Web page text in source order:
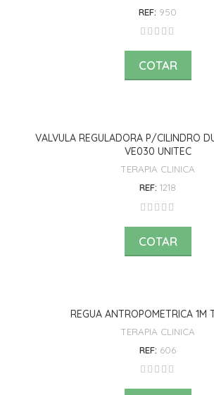
REF: 950
COTAR
VALVULA REGULADORA P/CILINDRO
VE030 UNITEC
TERAPIA CLINICA
REF: 1218
COTAR
REGUA ANTROPOMETRICA 1M
TERAPIA CLINICA
REF: 606